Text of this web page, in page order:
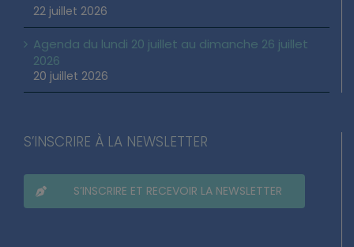
22 juillet 2026
Agenda du lundi 20 juillet au dimanche 26 juillet
2026
20 juillet 2026
S’INSCRIRE À LA NEWSLETTER
S’INSCRIRE ET RECEVOIR LA NEWSLETTER